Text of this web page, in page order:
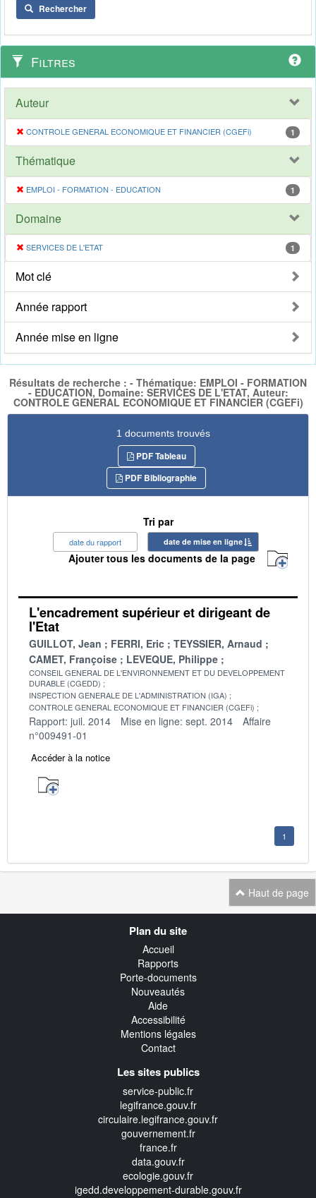
Rechercher
Filtres
Auteur
CONTROLE GENERAL ECONOMIQUE ET FINANCIER (CGEFi) 1
Thématique
EMPLOI - FORMATION - EDUCATION 1
Domaine
SERVICES DE L'ETAT 1
Mot clé
Année rapport
Année mise en ligne
Résultats de recherche : - Thématique: EMPLOI - FORMATION
- EDUCATION, Domaine: SERVICES DE L'ETAT, Auteur:
CONTROLE GENERAL ECONOMIQUE ET FINANCIER (CGEFi)
1 documents trouvés
PDF Tableau
PDF Bibliographie
Tri par
date du rapport date de mise en ligne
Ajouter tous les documents de la page
L'encadrement supérieur et dirigeant de
l'Etat
GUILLOT, Jean FERRI, Eric
TEYSSIER, Arnaud
CAMET, Françoise
LEVEQUE, Philippe
CONSEIL GENERAL DE L'ENVIRONNEMENT ET DU DEVELOPPEMENT
DURABLE (CGEDD)
INSPECTION GENERALE DE L'ADMINISTRATION (IGA)
CONTROLE GENERAL ECONOMIQUE ET FINANCIER (CGEFi)
Rapport: juil. 2014 Mise en ligne: sept. 2014
Affaire
n°009491-01
Accéder à la notice
1
Haut de page
Plan du site
Accueil
Rapports
Porte-documents
Nouveautés
Aide
Accessibilité
Mentions légales
Contact
Les sites publics
service-public.fr
legifrance.gouv.fr
circulaire.legifrance.gouv.fr
gouvernement.fr
france.fr
data.gouv.fr
ecologie.gouv.fr
igedd.developpement-durable.gouv.fr